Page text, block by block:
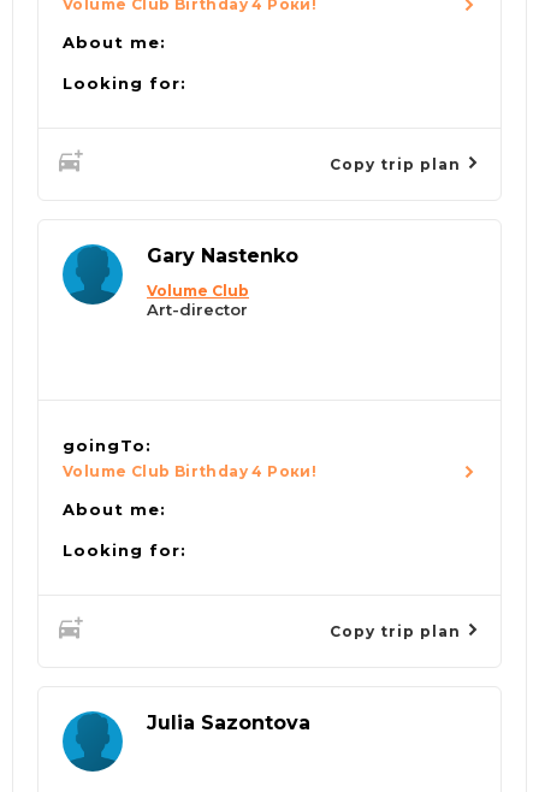
Volume Club Birthday 4 Роки!
About me:
Looking for:
Copy trip plan
Gary Nastenko
Volume Club
Art-director
goingTo:
Volume Club Birthday 4 Роки!
About me:
Looking for:
Copy trip plan
Julia Sazontova